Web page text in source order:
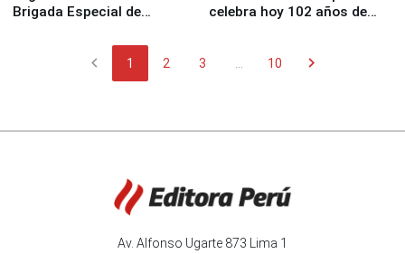
Brigada Especial de
equipamiento para
celebra hoy 102 años de
chevron_left 1 2 3 10 chevron_right
Av. Alfonso Ugarte 873 Lima 1